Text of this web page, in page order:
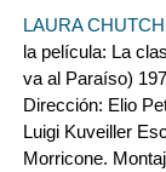
LAURA
la película: La
va al Paraíso)
Dirección: Elio
Luigi Kuveiller
Morricone.